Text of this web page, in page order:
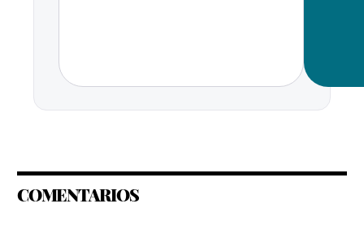
COMENTARIOS